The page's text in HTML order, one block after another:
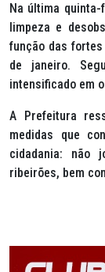
Na última
limpeza e
função das
de janeiro.
intensificado em
A Prefeitura
medidas que
cidadania: não
ribeirões, bem